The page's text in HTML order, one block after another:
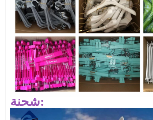
شحنة: